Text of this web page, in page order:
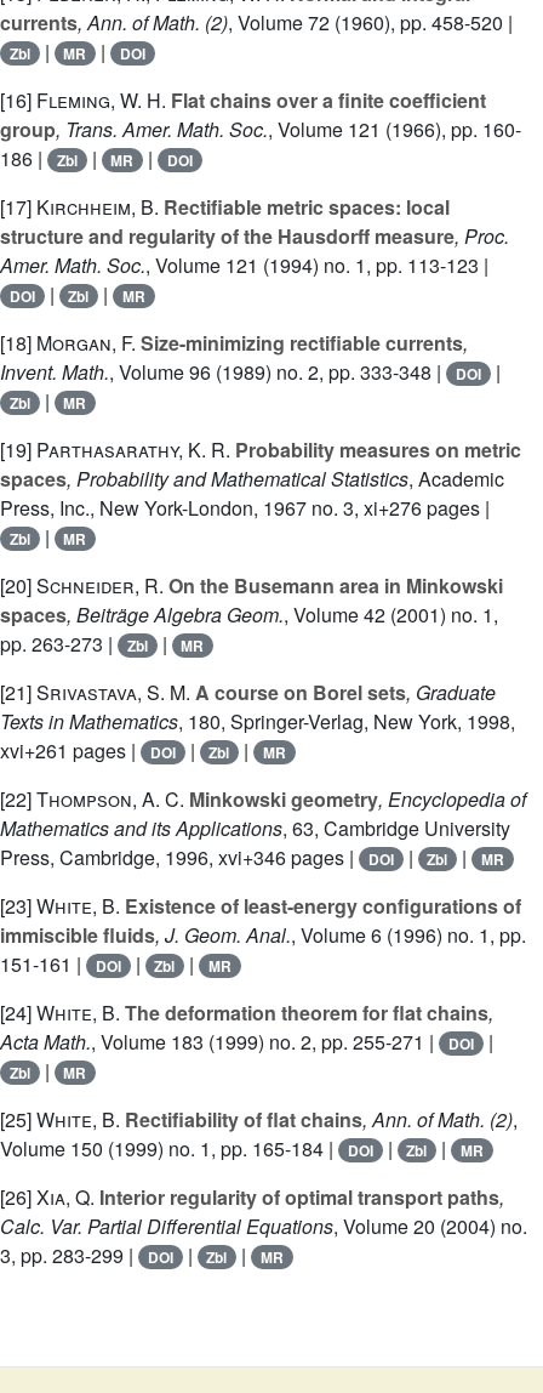
currents, Ann. of Math. (2), Volume 72 (1960), pp. 458-520 |
Zbl | MR | DOI
[16] Fleming, W. H. Flat chains over a finite coefficient
group, Trans. Amer. Math. Soc., Volume 121 (1966), pp. 160-
186 |
Zbl | MR | DOI
[17] Kirchheim, B. Rectifiable metric spaces: local
structure and regularity of the Hausdorff measure, Proc.
Amer. Math. Soc., Volume 121 (1994) no. 1, pp. 113-123 |
DOI | Zbl | MR
[18] Morgan, F. Size-minimizing rectifiable currents,
Invent. Math., Volume 96 (1989) no. 2, pp. 333-348 | DOI |
Zbl | MR
[19] Parthasarathy, K. R. Probability measures on metric
spaces, Probability and Mathematical Statistics, Academic
Press, Inc., New York-London, 1967 no. 3, xi+276 pages |
Zbl | MR
[20]Schneider, R. On the Busemann area in Minkowski
spaces, Beiträge Algebra Geom., Volume 42 (2001) no. 1,
pp. 263-273 |
Zbl | MR
[21]Srivastava, S. M. A course on Borel sets, Graduate
Texts in Mathematics, 180, Springer-Verlag, New York, 1998,
xvi+261 pages |
DOI | Zbl | MR
[22]Thompson, A. C. Minkowski geometry, Encyclopedia of
Mathematics and its Applications, 63, Cambridge University
Press, Cambridge, 1996, xvi+346 pages |
DOI | Zbl | MR
[23]White, B. Existence of least-energy configurations of
immiscible fluids, J. Geom. Anal., Volume 6 (1996) no. 1, pp.
151-161 |
DOI | Zbl | MR
[24]White, B. The deformation theorem for flat chains,
Acta Math., Volume 183 (1999) no. 2, pp. 255-271 | DOI |
Zbl | MR
[25]White, B. Rectifiability of flat chains, Ann. of Math. (2),
Volume 150 (1999) no. 1, pp. 165-184 | DOI | Zbl | MR
[26]Xia, Q. Interior regularity of optimal transport paths,
Calc. Var. Partial Differential Equations, Volume 20 (2004) no.
3, pp. 283-299 |
DOI | Zbl | MR